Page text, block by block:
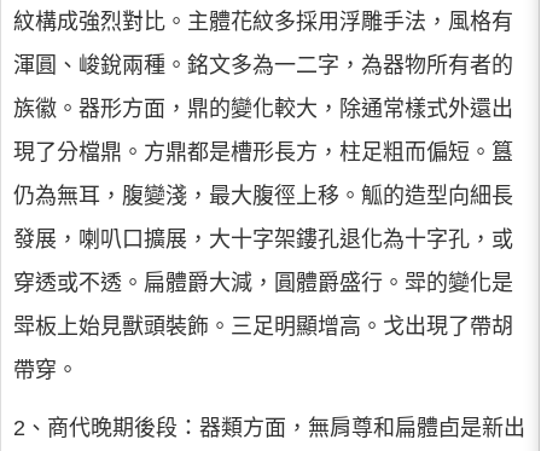
紋構成強烈對比。主體花紋多採用浮雕手法，風格有
渾圓、峻銳兩種。銘文多為一二字，為器物所有者的
族徽。器形方面，鼎的變化較大，除通常樣式外還出
現了分檔鼎。方鼎都是槽形長方，柱足粗而偏短。簋
仍為無耳，腹變淺，最大腹徑上移。觚的造型向細長
發展，喇叭口擴展，大十字架鏤孔退化為十字孔，或
穿透或不透。扁體爵大減，圓體爵盛行。斝的變化是
斝板上始見獸頭裝飾。三足明顯增高。戈出現了帶胡
帶穿。
2、商代晚期後段：器類方面，無肩尊和扁體卣是新出